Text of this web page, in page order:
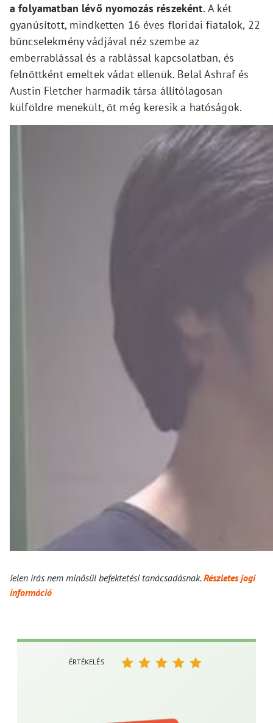
a folyamatban lévő nyomozás részeként.A két
gyanúsított, mindketten 16 éves floridai fiatalok, 22
bűncselekmény vádjával néz szembe az
emberrablással és a rablással kapcsolatban, és
felnőttként emeltek vádat ellenük. Belal Ashraf és
Austin Fletcher harmadik társa állítólagosan
külföldre menekült, őt még keresik a hatóságok.
Jelen írás nem minősül befektetési tanácsadásnak.Részletes jogi
információ
ÉRTÉKELÉS